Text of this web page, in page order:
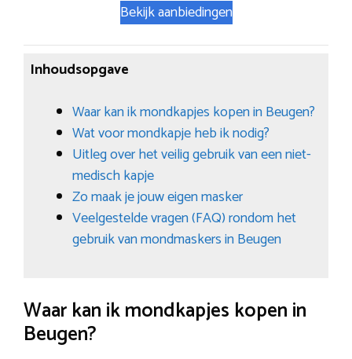
Bekijk aanbiedingen
Inhoudsopgave
Waar kan ik mondkapjes kopen in Beugen?
Wat voor mondkapje heb ik nodig?
Uitleg over het veilig gebruik van een niet-
medisch kapje
Zo maak je jouw eigen masker
Veelgestelde vragen (FAQ) rondom het
gebruik van mondmaskers in Beugen
Waar kan ik mondkapjes kopen in
Beugen?